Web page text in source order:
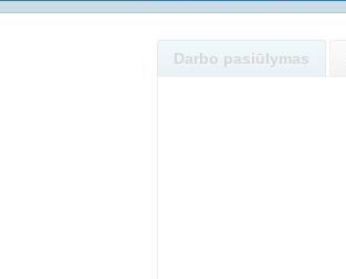
Darbo pasiūlymas